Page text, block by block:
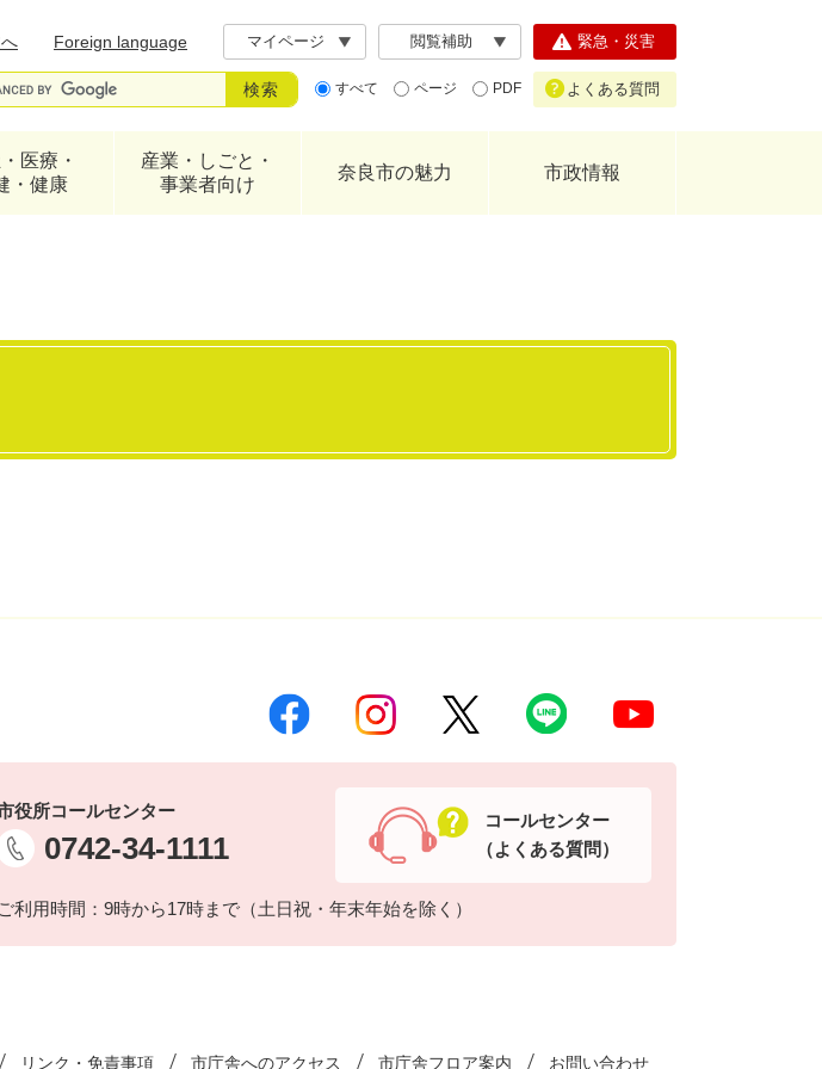
Foreign language マイページ 閲覧補助
すべて ページ PDF
緊急・災害
よくある質問
医療・
・健康
産業・しごと・
事業者向け
奈良市の魅力 市政情報
役所コールセンター
0742-34-1111
ご利用時間：9時から17時まで（土日祝・年末年始を除く）
コールセンター
（よくある質問）
リンク・免責事項 市庁舎へのアクセス 市庁舎フロア案内 お問い合わせ